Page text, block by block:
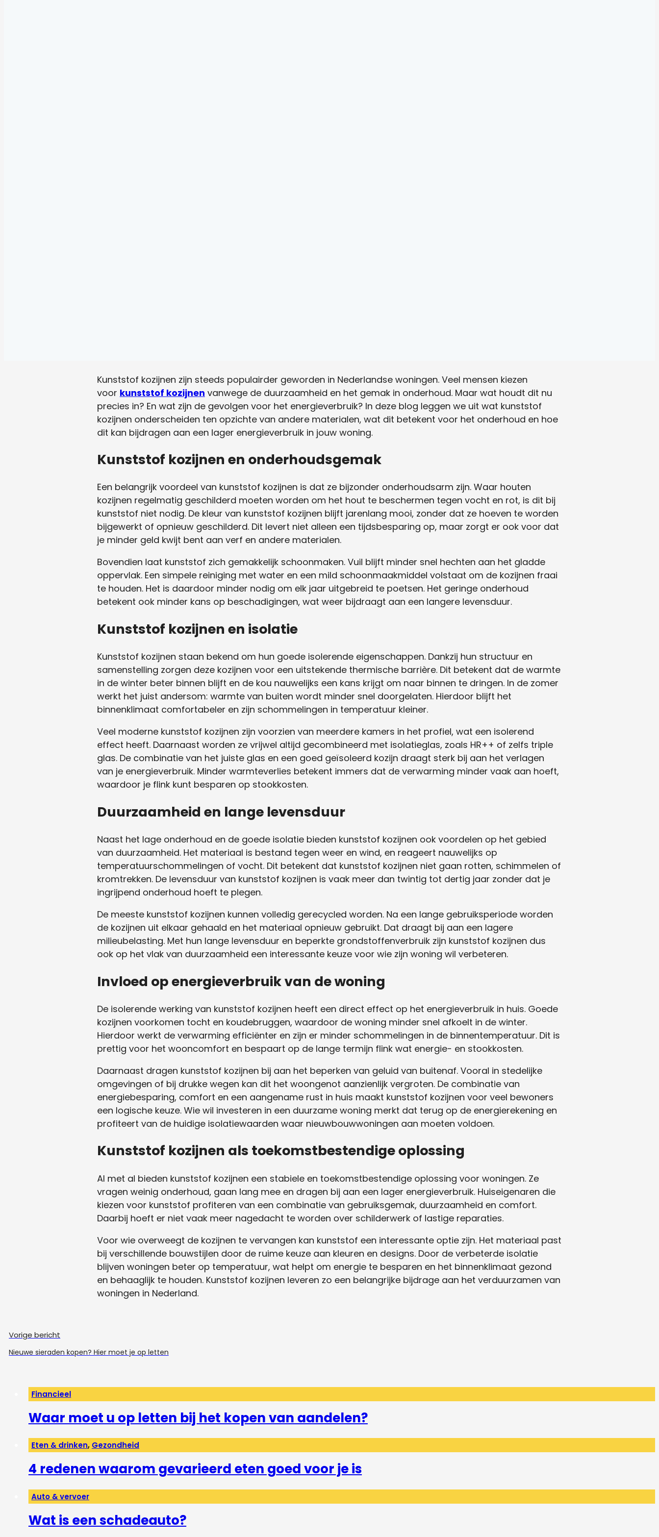
Kunststof kozijnen zijn steeds populairder geworden in Nederlandse woningen. Veel mensen kiezen
voor kunststof kozijnen vanwege de duurzaamheid en het gemak in onderhoud. Maar wat houdt dit nu
precies in? En wat zijn de gevolgen voor het energieverbruik? In deze blog leggen we uit wat kunststof
kozijnen onderscheiden ten opzichte van andere materialen, wat dit betekent voor het onderhoud en hoe
dit kan bijdragen aan een lager energieverbruik in jouw woning.
Kunststof kozijnen en onderhoudsgemak
Een belangrijk voordeel van kunststof kozijnen is dat ze bijzonder onderhoudsarm zijn. Waar houten
kozijnen regelmatig geschilderd moeten worden om het hout te beschermen tegen vocht en rot, is dit bij
kunststof niet nodig. De kleur van kunststof kozijnen blijft jarenlang mooi, zonder dat ze hoeven te worden
bijgewerkt of opnieuw geschilderd. Dit levert niet alleen een tijdsbesparing op, maar zorgt er ook voor dat
je minder geld kwijt bent aan verf en andere materialen.
Bovendien laat kunststof zich gemakkelijk schoonmaken. Vuil blijft minder snel hechten aan het gladde
oppervlak. Een simpele reiniging met water en een mild schoonmaakmiddel volstaat om de kozijnen fraai
te houden. Het is daardoor minder nodig om elk jaar uitgebreid te poetsen. Het geringe onderhoud
betekent ook minder kans op beschadigingen, wat weer bijdraagt aan een langere levensduur.
Kunststof kozijnen en isolatie
Kunststof kozijnen staan bekend om hun goede isolerende eigenschappen. Dankzij hun structuur en
samenstelling zorgen deze kozijnen voor een uitstekende thermische barrière. Dit betekent dat de warmte
in de winter beter binnen blijft en de kou nauwelijks een kans krijgt om naar binnen te dringen. In de zomer
werkt het juist andersom: warmte van buiten wordt minder snel doorgelaten. Hierdoor blijft het
binnenklimaat comfortabeler en zijn schommelingen in temperatuur kleiner.
Veel moderne kunststof kozijnen zijn voorzien van meerdere kamers in het profiel, wat een isolerend
effect heeft. Daarnaast worden ze vrijwel altijd gecombineerd met isolatieglas, zoals HR++ of zelfs triple
glas. De combinatie van het juiste glas en een goed geïsoleerd kozijn draagt sterk bij aan het verlagen
van je energieverbruik. Minder warmteverlies betekent immers dat de verwarming minder vaak aan hoeft,
waardoor je flink kunt besparen op stookkosten.
Duurzaamheid en lange levensduur
Naast het lage onderhoud en de goede isolatie bieden kunststof kozijnen ook voordelen op het gebied
van duurzaamheid. Het materiaal is bestand tegen weer en wind, en reageert nauwelijks op
temperatuurschommelingen of vocht. Dit betekent dat kunststof kozijnen niet gaan rotten, schimmelen of
kromtrekken. De levensduur van kunststof kozijnen is vaak meer dan twintig tot dertig jaar zonder dat je
ingrijpend onderhoud hoeft te plegen.
De meeste kunststof kozijnen kunnen volledig gerecycled worden. Na een lange gebruiksperiode worden
de kozijnen uit elkaar gehaald en het materiaal opnieuw gebruikt. Dat draagt bij aan een lagere
milieubelasting. Met hun lange levensduur en beperkte grondstoffenverbruik zijn kunststof kozijnen dus
ook op het vlak van duurzaamheid een interessante keuze voor wie zijn woning wil verbeteren.
Invloed op energieverbruik van de woning
De isolerende werking van kunststof kozijnen heeft een direct effect op het energieverbruik in huis. Goede
kozijnen voorkomen tocht en koudebruggen, waardoor de woning minder snel afkoelt in de winter.
Hierdoor werkt de verwarming efficiënter en zijn er minder schommelingen in de binnentemperatuur. Dit is
prettig voor het wooncomfort en bespaart op de lange termijn flink wat energie- en stookkosten.
Daarnaast dragen kunststof kozijnen bij aan het beperken van geluid van buitenaf. Vooral in stedelijke
omgevingen of bij drukke wegen kan dit het woongenot aanzienlijk vergroten. De combinatie van
energiebesparing, comfort en een aangename rust in huis maakt kunststof kozijnen voor veel bewoners
een logische keuze. Wie wil investeren in een duurzame woning merkt dat terug op de energierekening en
profiteert van de huidige isolatiewaarden waar nieuwbouwwoningen aan moeten voldoen.
Kunststof kozijnen als toekomstbestendige oplossing
Al met al bieden kunststof kozijnen een stabiele en toekomstbestendige oplossing voor woningen. Ze
vragen weinig onderhoud, gaan lang mee en dragen bij aan een lager energieverbruik. Huiseigenaren die
kiezen voor kunststof profiteren van een combinatie van gebruiksgemak, duurzaamheid en comfort.
Daarbij hoeft er niet vaak meer nagedacht te worden over schilderwerk of lastige reparaties.
Voor wie overweegt de kozijnen te vervangen kan kunststof een interessante optie zijn. Het materiaal past
bij verschillende bouwstijlen door de ruime keuze aan kleuren en designs. Door de verbeterde isolatie
blijven woningen beter op temperatuur, wat helpt om energie te besparen en het binnenklimaat gezond
en behaaglijk te houden. Kunststof kozijnen leveren zo een belangrijke bijdrage aan het verduurzamen van
woningen in Nederland.
Vorige bericht
Nieuwe sieraden kopen? Hier moet je op letten
Financieel
Waar moet u op letten bij het kopen van aandelen?
Eten & drinken, Gezondheid
4 redenen waarom gevarieerd eten goed voor je is
Auto & vervoer
Wat is een schadeauto?